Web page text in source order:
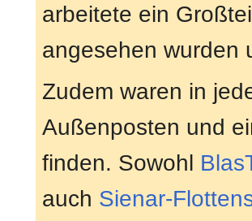
arbeitete ein
angesehen wurden
Zudem waren in
Außenposten und
finden. Sowohl
auch Sienar-